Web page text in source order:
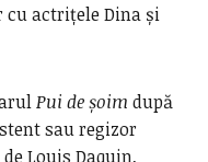
cu actrițele Dina și
Pui de șoim după
sau regizor
Louis Daquin,